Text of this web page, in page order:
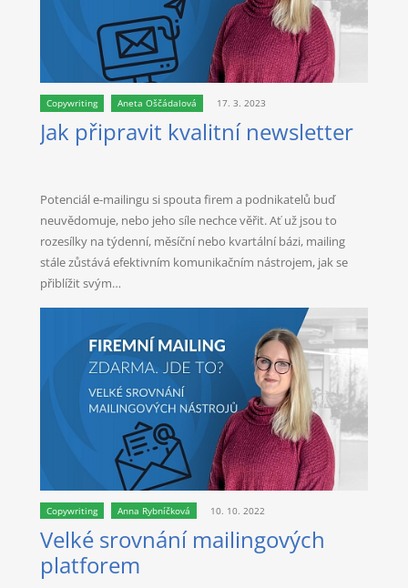
Copywriting Aneta Oščádalová 17. 3. 2023
Jak připravit kvalitní newsletter
Potenciál e-mailingu si spouta firem a podnikatelů buď
neuvědomuje, nebo jeho síle nechce věřit. Ať už jsou to
rozesílky na týdenní, měsíční nebo kvartální bázi, mailing
stále zůstává efektivním komunikačním nástrojem, jak se
přiblížit svým…
Copywriting Anna Rybníčková 10. 10. 2022
Velké srovnání mailingových
platforem